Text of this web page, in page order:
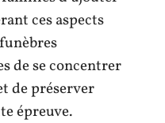
ces aspects
de se concentrer
de préserver
épreuve.